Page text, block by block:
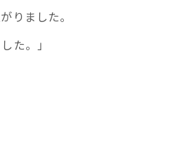
りました。
た。」